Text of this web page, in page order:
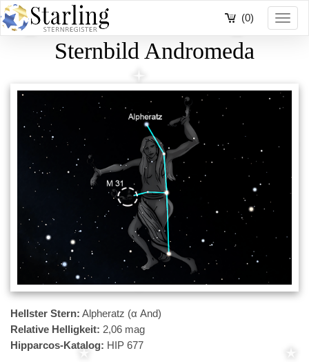
(0)
Sternbild Andromeda
Hellster Stern: Alpheratz (α And)
Relative Helligkeit: 2,06 mag
Hipparcos-Katalog: HIP 677